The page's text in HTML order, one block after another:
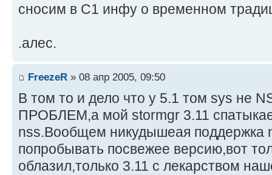
сносим в C1 инфу о временном
.aлес.
FreezeR » 08 апр 2005, 09:50
В том то и дело что у 5.1 том sys не
ПРОБЛЕМ,а мой stormgr 3.11
nss.Вообщем никудышеая поддержка
попробывать посвежее версию,вот
облазил,только 3.11 с лекарством